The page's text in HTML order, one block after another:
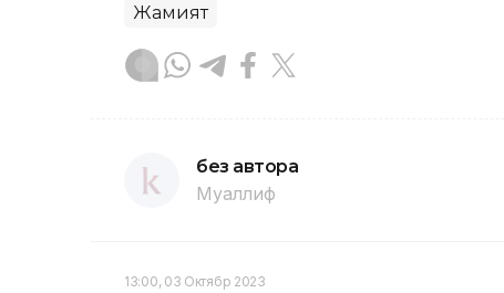
Жамият
без автора
Муаллиф
13:00, 03 Октябр 2023